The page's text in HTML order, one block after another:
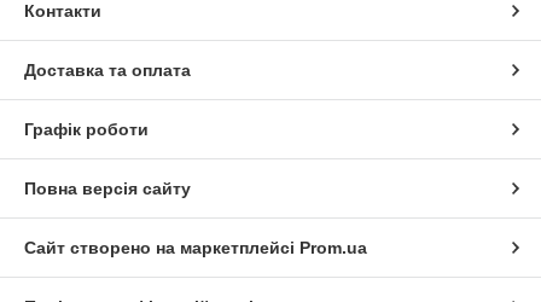
Контакти
Доставка та оплата
Графік роботи
Повна версія сайту
Сайт створено на маркетплейсі Prom.ua